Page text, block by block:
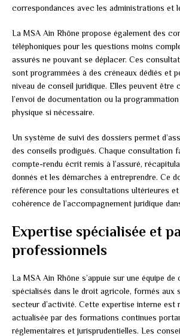
correspondances avec les administrations et
La MSA Ain Rhône propose également des
téléphoniques pour les questions moins
assurés ne pouvant se déplacer. Ces
sont programmées à des créneaux dédiés et
niveau de conseil juridique. Elles peuvent être
l’envoi de documentation ou la programmation
physique si nécessaire.
Un système de suivi des dossiers permet
des conseils prodigués. Chaque consultation
compte-rendu écrit remis à l’assuré,
donnés et les démarches à entreprendre. Ce
référence pour les consultations ultérieures
cohérence de l’accompagnement juridique
Expertise spécialisée et
professionnels
La MSA Ain Rhône s’appuie sur une équipe
spécialisés dans le droit agricole, formés aux
secteur d’activité. Cette expertise interne est
actualisée par des formations continues
réglementaires et jurisprudentielles. Les